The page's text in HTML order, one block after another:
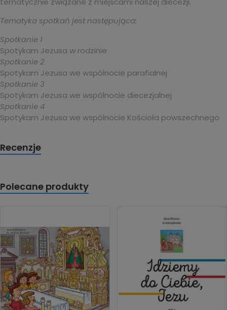
Tematyka spotkań jest następująca:
Spotkanie 1
Spotykam Jezusa w rodzinie
Spotkanie 2
Spotykam Jezusa we wspólnocie parafialnej
Spotkanie 3
Spotykam Jezusa we wspólnocie diecezjalnej
Spotkanie 4
Spotykam Jezusa we wspólnocie Kościoła powszechnego
Recenzje
Polecane produkty